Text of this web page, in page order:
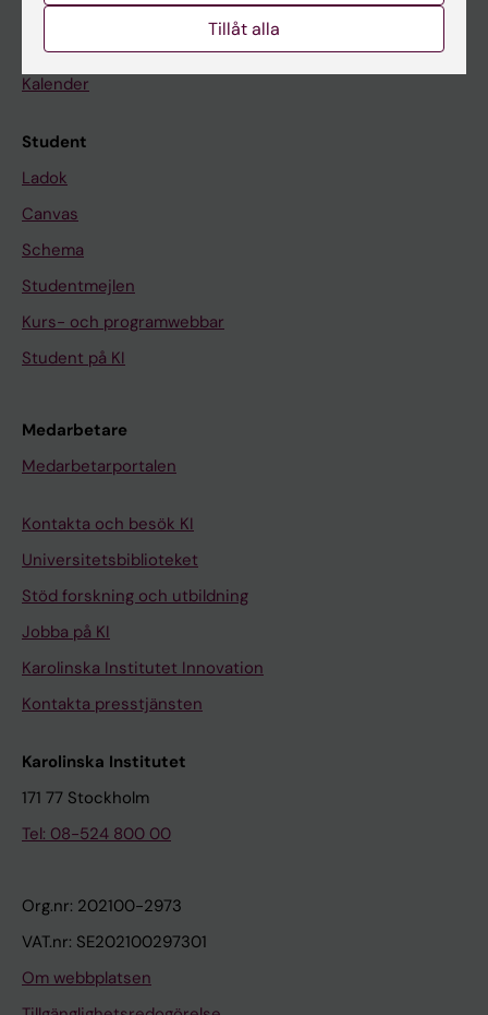
På gång
Nyheter
Kalender
Student
Ladok
Canvas
Schema
Studentmejlen
Kurs- och programwebbar
Student på KI
Medarbetare
Medarbetarportalen
Kontakta och besök KI
Universitetsbiblioteket
Stöd forskning och utbildning
Jobba på KI
Karolinska Institutet Innovation
Kontakta presstjänsten
Karolinska Institutet
171 77 Stockholm
Tel: 08-524 800 00
Org.nr: 202100-2973
VAT.nr: SE202100297301
Om webbplatsen
Tillåt alla